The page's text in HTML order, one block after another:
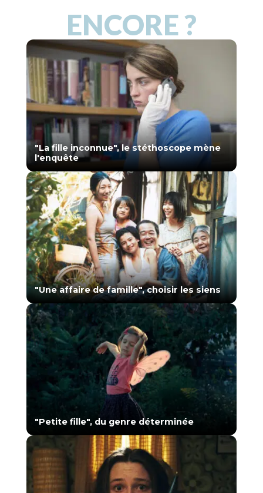
ENCORE ?
"La fille inconnue", le stéthoscope mène
l'enquête
"Une affaire de famille", choisir les siens
"Petite fille", du genre déterminée